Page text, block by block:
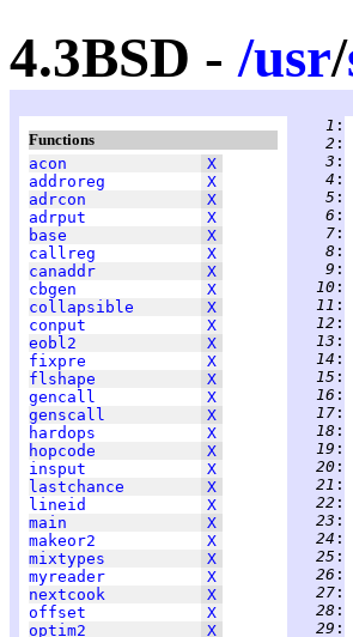
4.3BSD -/usr/
Functions
acon
X
addroreg
X
adrcon
X
adrput
X
base
X
callreg
X
canaddr
X
cbgen
X
collapsible
X
conput
X
eobl2
X
fixpre
X
flshape
X
gencall
X
genscall
X
hardops
X
hopcode
X
insput
X
lastchance
X
lineid
X
main
X
makeor2
X
mixtypes
X
myreader
X
nextcook
X
offset
X
optim2
X
   1
:
   2
:
   3
:
   4
:
   5
:
   6
:
   7
:
   8
:
   9
:
  10
:
  11
:
  12
:
  13
:
  14
:
  15
:
  16
:
  17
:
  18
:
  19
:
  20
:
  21
:
  22
:
  23
:
  24
:
  25
:
  26
:
  27
:
  28
:
  29
: